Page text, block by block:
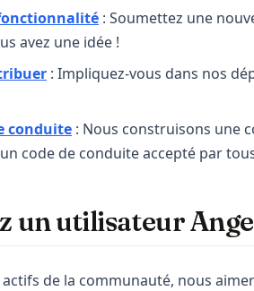
(opens in a new tab)
: Soumettez une
avez une idée !
: Impliquez-vous dans nos
conduite : Nous construisons une
code de conduite accepté par
un utilisateur
de la communauté, nous